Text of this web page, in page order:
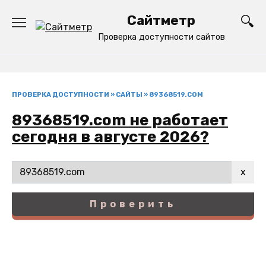
содержанию
Сайтметр
Проверка доступности сайтов
ПРОВЕРКА ДОСТУПНОСТИ » САЙТЫ » 89368519.COM
89368519.com не работает
сегодня в августе 2026?
x
Проверить